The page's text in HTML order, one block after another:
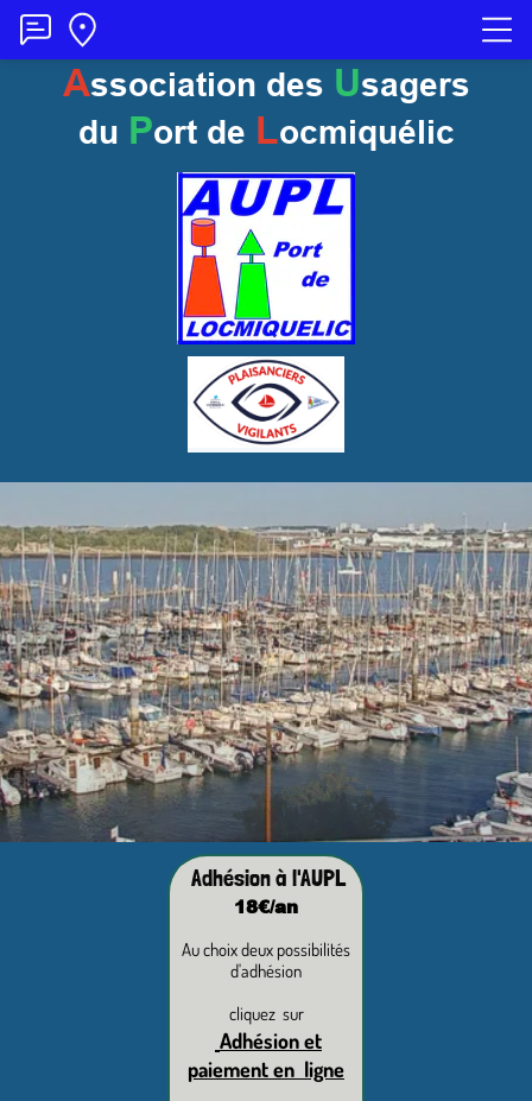
Association des Usagers
du Port de Locmiquélic
Adhésion à l'AUPL
18€/an
Au choix deux possibilités
d'adhésion
cliquez sur
Adhésion et
paiement en ligne